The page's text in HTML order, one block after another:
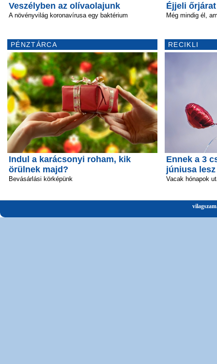
Veszélyben az olívaolajunk
A növényvilág koronavírusa egy baktérium
PÉNZTÁRCA
Indul a karácsonyi roham, kik
örülnek majd?
Bevásárlási körképünk
Éjjeli
Még mindig él,
RECIKLI
Ennek a 3
júniusa lesz
Vacak hónapok